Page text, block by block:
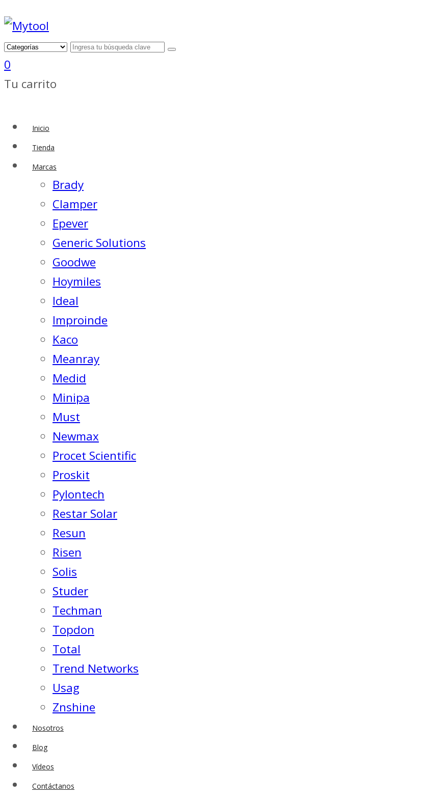
0
Tu carrito
Inicio
Tienda
Marcas
Brady
Clamper
Epever
Generic Solutions
Goodwe
Hoymiles
Ideal
Improinde
Kaco
Meanray
Medid
Minipa
Must
Newmax
Procet Scientific
Proskit
Pylontech
Restar Solar
Resun
Risen
Solis
Studer
Techman
Topdon
Total
Trend Networks
Usag
Znshine
Nosotros
Blog
Vídeos
Contáctanos